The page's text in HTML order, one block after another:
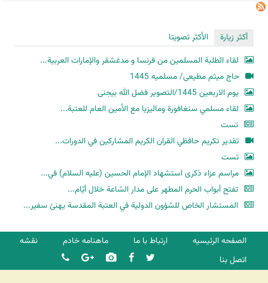
أكثر زيارة
الأكثر تصويتا
لقاء الطلبة المسلمين من فرنسا و مدغشقر والإمارات العربية...
حاج میثم مطیعی/ مسلمیه 1445
یوم الاربعین 1445/التصویر فضل الله بیجنی
لقاء مسلمي سنغافورة وماليزيا مع الأمين العام للعتبة...
تست
تقدير تكريم حافظي القران الكريم المشاركين في الدورات...
تست
مراسم عزاء ذكرى استشهاد الإمام الحسين (عليه السلام) في...
تفتح أبواب الحرم المطهر على مدار السّاعة خلال أيّام...
المستشار الخاص للشؤون الدولية في العتبة المقدسة يهنئ سفير...
الصفحه الرئیسیه ارتباط با ما ماهنامه خادم
نقشه
اتصل بنا